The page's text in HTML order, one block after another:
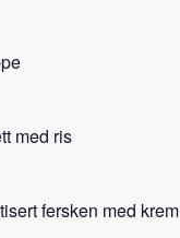
med ris
fersken med krem